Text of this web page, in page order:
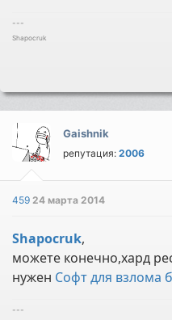
---
Shapocruk
Gaishnik
репутация:2006
45924 марта 2014
Shapocruk,
можете конечно,хард
нужен Софт для
---